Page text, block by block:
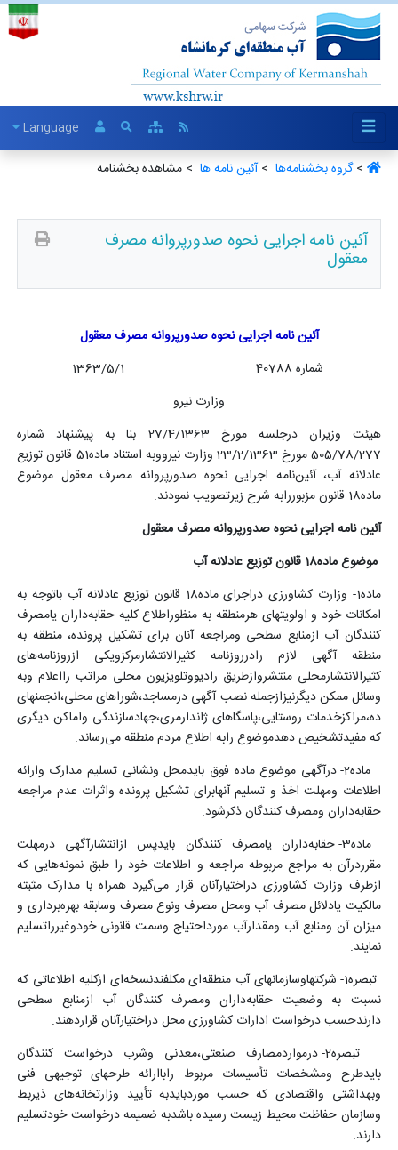
Language
>گروه بخشنامه‌ها ‏ >آئین نامه ها ‏ > مشاهده بخشنامه
آئین نامه اجرایی نحوه صدورپروانه مصرف
معقول
آئین نامه اجرایی نحوه صدورپروانه مصرف معقول
شماره 40788 1363/5/1
وزارت نیرو
هیئت وزیران درجلسه مورخ 27/4/1363 بنا به پیشنهاد شماره
505/78/277 مورخ 23/2/1363 وزارت نیرووبه استناد ماده51 قانون توزیع
عادلانه آب، آئین‌نامه اجرایی نحوه صدورپروانه مصرف معقول موضوع
ماده18 قانون مزبوررابه شرح زیرتصویب نمودند.
آئین نامه اجرایی نحوه صدورپروانه مصرف معقول
موضوع ماده18 قانون توزیع عادلانه آب
ماده1- وزارت کشاورزی دراجرای ماده18 قانون توزیع عادلانه آب باتوجه به
امکانات خود و اولویتهای هرمنطقه به منظوراطلاع کلیه حقابه‌داران یامصرف
کنندگان آب ازمنابع سطحی ومراجعه آنان برای تشکیل پرونده، منطقه به
منطقه آگهی لازم رادرروزنامه کثیرالانتشارمرکزویکی ازروزنامه‌های
کثیرالانتشارمحلی منتشروازطریق رادیووتلویزیون محلی مراتب رااعلام وبه
وسائل ممکن دیگرنیزازجمله نصب آگهی درمساجد،شوراهای محلی،انجمنهای
ده‌،مراکزخدمات روستایی،پاسگاهای ژاندارمری،جهادسازندگی واماکن دیگری
که مفیدتشخیص دهدموضوع رابه اطلاع مردم منطقه می‌رساند.
ماده2- درآگهی موضوع ماده فوق بایدمحل ونشانی تسلیم مدارک وارائه
اطلاعات ومهلت اخذ و تسلیم آنهابرای تشکیل پرونده واثرات عدم مراجعه
حقابه‌داران ومصرف کنندگان ذکرشود.
ماده3- حقابه‌داران یامصرف کنندگان بایدپس ازانتشارآگهی درمهلت
مقرردرآن به مراجع مربوطه مراجعه و اطلاعات خود را طبق نمونه‌هایی که
ازطرف وزارت کشاورزی دراختیارآنان قرار می‌گیرد همراه با مدارک مثبته
مالکیت یادلائل مصرف آب ومحل مصرف ونوع مصرف وسابقه بهره‌برداری و
میزان آن ومنابع آب ومقدارآب مورداحتیاج وسمت قانونی خودوغیرراتسلیم
نمایند.
تبصره1- شرکتهاوسازمانهای آب منطقه‌ای مکلفندنسخه‌ای ازکلیه اطلاعاتی که
نسبت به وضعیت حقابه‌داران ومصرف کنندگان آب ازمنابع سطحی
دارندحسب درخواست ادارات کشاورزی محل دراختیارآنان قراردهند.
تبصره2- درمواردمصارف صنعتی،معدنی وشرب درخواست کنندگان
بایدطرح ومشخصات تأسیسات مربوط راباارائه طرحهای توجیهی فنی
وبهداشتی واقتصادی که حسب موردبایدبه تأیید وزارتخانه‌های ذیربط
وسازمان حفاظت محیط زیست رسیده باشدبه ضمیمه درخواست خودتسلیم
دارند.